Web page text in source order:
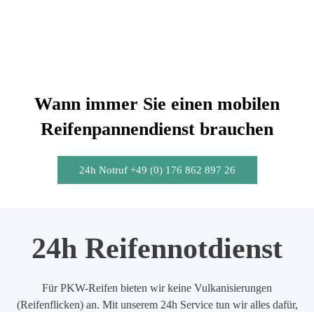
Wann immer Sie einen mobilen
Reifenpannendienst brauchen
24h Notruf +49 (0) 176 862 897 26
24h Reifennotdienst
Für PKW-Reifen bieten wir keine Vulkanisierungen
(Reifenflicken) an. Mit unserem 24h Service tun wir alles dafür,